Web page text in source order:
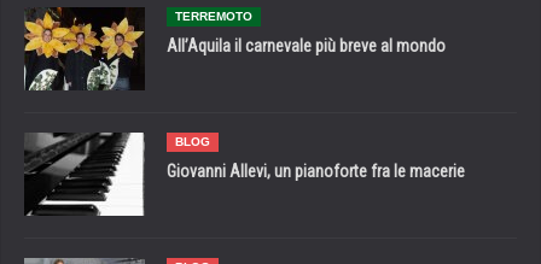
TERREMOTO
All’Aquila il carnevale più breve al mondo
BLOG
Giovanni Allevi, un pianoforte fra le macerie